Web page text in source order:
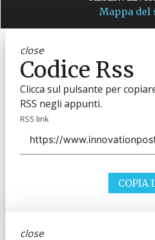
Mappa del
close
Codice Rss
Clicca sul pulsante per
RSS negli appunti.
RSS link
COPIA
close